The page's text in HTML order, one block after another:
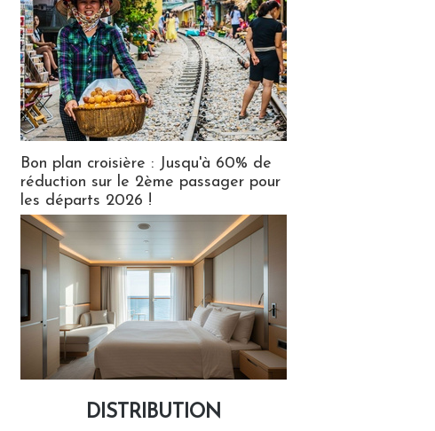
Bon plan croisière : Jusqu'à 60% de
réduction sur le 2ème passager pour
les départs 2026 !
DISTRIBUTION